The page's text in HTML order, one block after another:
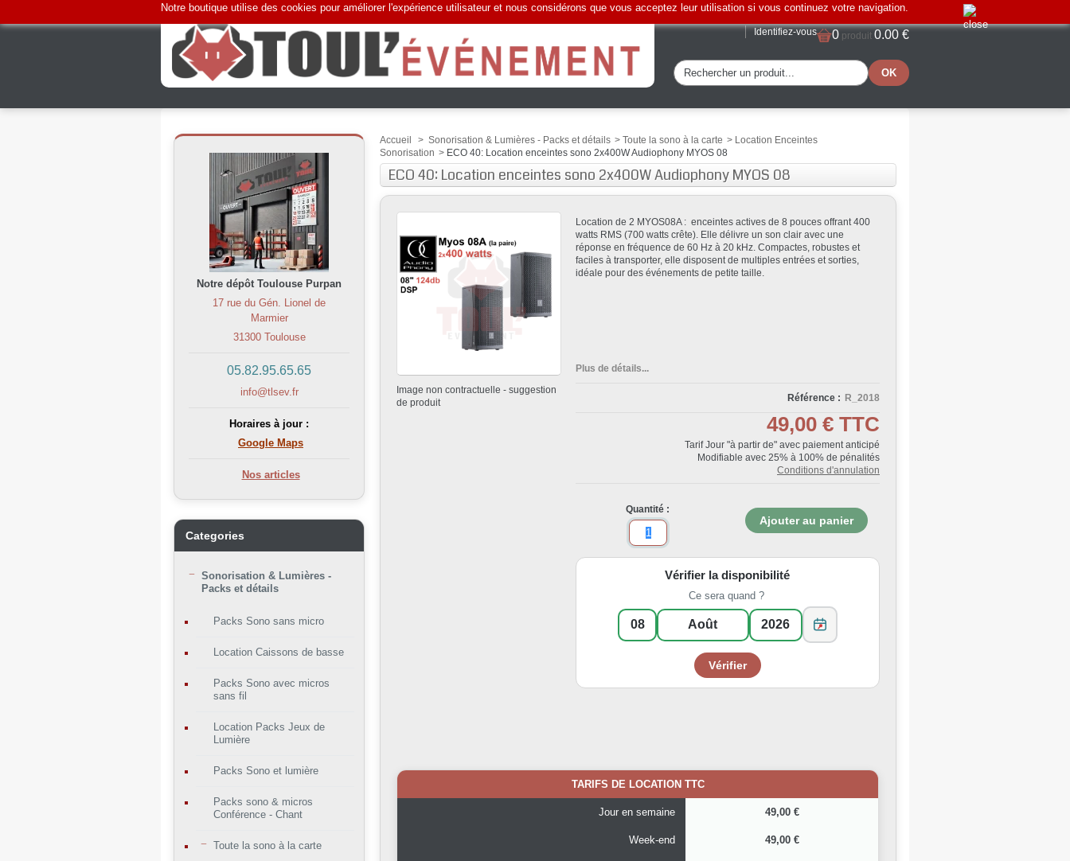
Identifiez-vous 0 produit 0.00 €
Notre boutique utilise des cookies pour améliorer l'expérience utilisateur et nous considérons que vous acceptez leur utilisation si vous continuez votre navigation.
Notre dépôt Toulouse Purpan
17 rue du Gén. Lionel de
Marmier
31300 Toulouse
05.82.95.65.65
info@tlsev.fr
Horaires à jour :
Google Maps
Nos articles
Categories
Sonorisation & Lumières -
Packs et détails
Packs Sono sans micro
Location Caissons de basse
Packs Sono avec micros
sans fil
Location Packs Jeux de
Lumière
Packs Sono et lumière
Packs sono & micros
Conférence - Chant
Toute la sono à la carte
Accueil > Sonorisation & Lumières - Packs et détails > Toute la sono à la carte > Location Enceintes
Sonorisation > ECO 40: Location enceintes sono 2x400W Audiophony MYOS 08
ECO 40: Location enceintes sono 2x400W Audiophony MYOS 08
Image non contractuelle - suggestion
de produit
Location de 2 MYOS08A : enceintes actives de 8 pouces offrant 400
watts RMS (700 watts crête). Elle délivre un son clair avec une
réponse en fréquence de 60 Hz à 20 kHz. Compactes, robustes et
faciles à transporter, elle disposent de multiples entrées et sorties,
idéale pour des événements de petite taille.
Plus de détails...
Référence : R_2018
49,00 € TTC
Tarif Jour "à partir de" avec paiement anticipé
Modifiable avec 25% à 100% de pénalités
Conditions d'annulation
Quantité :
Vérifier la disponibilité
Ce sera quand ?
TARIFS DE LOCATION TTC
Jour en semaine 49,00 €
Week-end 49,00 €